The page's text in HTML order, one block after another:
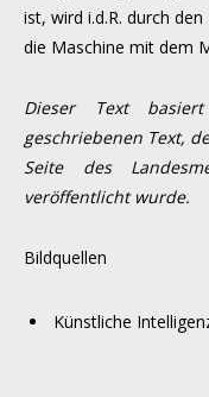
ist, wird i.d.R. durch den
die Maschine mit dem
Dieser Text
geschriebenen Text,
Seite des
veröffentlicht wurde.
Bildquellen
Künstliche